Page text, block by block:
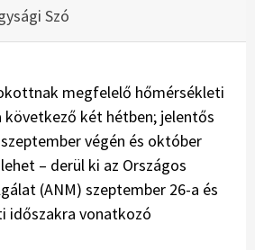
Szó
megfelelő hőmérsékleti
két hétben; jelentős
végén és október
– derül ki az Országos
(ANM) szeptember 26-a és
időszakra vonatkozó